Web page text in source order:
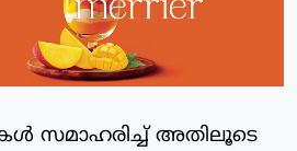
സമാഹരിച്ച് അതിലൂടെ